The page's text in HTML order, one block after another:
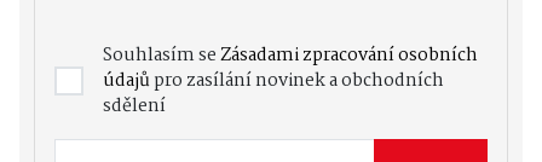
Souhlasím seZásadami zpracování osobních
údajůpro zasílání novinek a obchodních
sdělení